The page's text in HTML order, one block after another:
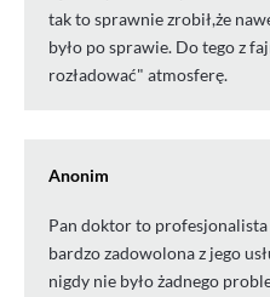
tak to sprawnie zrobił,że
było po sprawie. Do tego z
rozładować" atmosferę.
Anonim
Pan doktor to profesjonalista
bardzo zadowolona z jego
nigdy nie było żadnego